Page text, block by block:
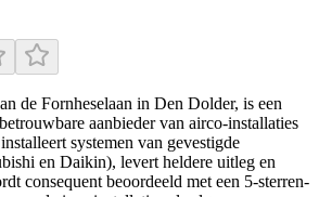
de Fornheselaan in Den Dolder, is een
aanbieder van airco-installaties
systemen van gevestigde
en Daikin), levert heldere uitleg en
consequent beoordeeld met een 5‑sterren-